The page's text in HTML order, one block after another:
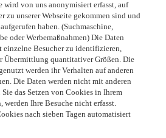
wird von uns anonymisiert erfasst, auf
zu unserer Webseite gekommen sind und
haben. (Suchmaschine,
oder Werbemaßnahmen) Die Daten
einzelne Besucher zu identifizieren,
Übermittlung quantitativer Größen. Die
werden ihr Verhalten auf anderen
Die Daten werden nicht mit anderen
das Setzen von Cookies in Ihrem
werden Ihre Besuche nicht erfasst.
nach sieben Tagen automatisiert